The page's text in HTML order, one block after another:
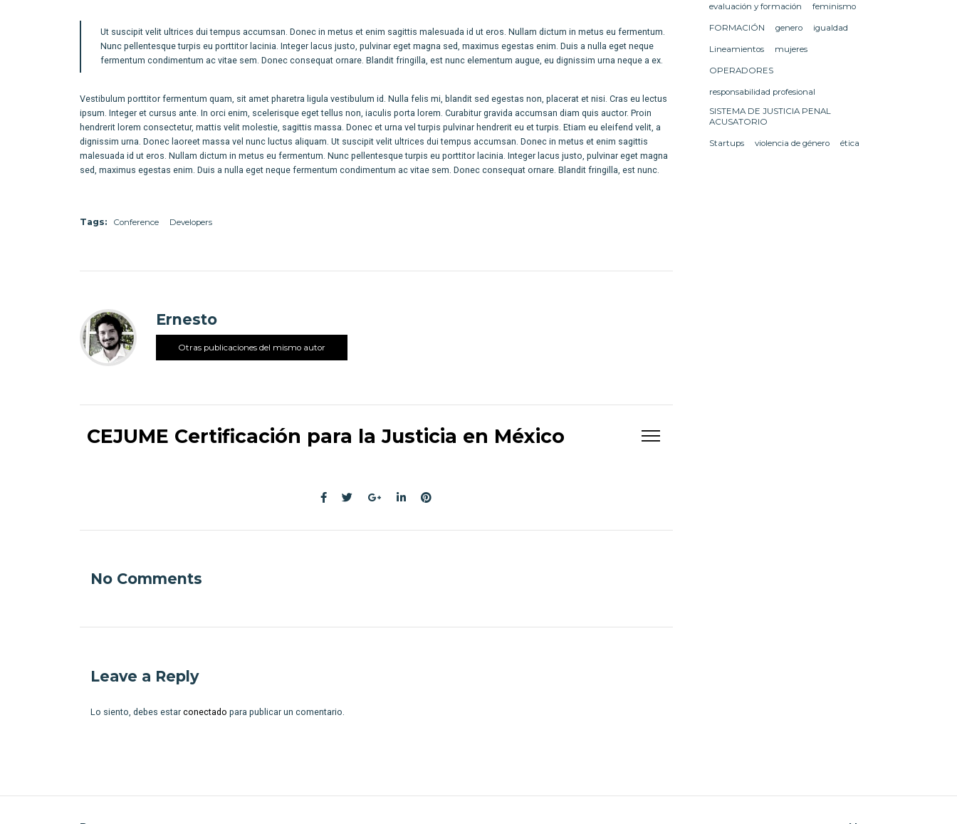
Ut suscipit velit ultrices dui tempus accumsan. Donec in metus et enim sagittis malesuada id ut eros. Nullam dictum in metus eu fermentum.
Nunc pellentesque turpis eu porttitor lacinia. Integer lacus justo, pulvinar eget magna sed, maximus egestas enim. Duis a nulla eget neque
fermentum condimentum ac vitae sem. Donec consequat ornare. Blandit fringilla, est nunc elementum augue, eu dignissim urna neque a ex.
Vestibulum porttitor fermentum quam, sit amet pharetra ligula vestibulum id. Nulla felis mi, blandit sed egestas non, placerat et nisi. Cras eu lectus
ipsum. Integer et cursus ante. In orci enim, scelerisque eget tellus non, iaculis porta lorem. Curabitur gravida accumsan diam quis auctor. Proin
hendrerit lorem consectetur, mattis velit molestie, sagittis massa. Donec et urna vel turpis pulvinar hendrerit eu et turpis. Etiam eu eleifend velit, a
dignissim urna. Donec laoreet massa vel nunc luctus aliquam. Ut suscipit velit ultrices dui tempus accumsan. Donec in metus et enim sagittis
malesuada id ut eros. Nullam dictum in metus eu fermentum. Nunc pellentesque turpis eu porttitor lacinia. Integer lacus justo, pulvinar eget magna
sed, maximus egestas enim. Duis a nulla eget neque fermentum condimentum ac vitae sem. Donec consequat ornare. Blandit fringilla, est nunc.
Tags: Conference Developers
Ernesto
Otras publicaciones del mismo autor
CEJUME Certificación para la Justicia en México
No Comments
Leave a Reply
Lo siento, debes estar conectado para publicar un comentario.
evaluación y formación feminismo
FORMACIÓN genero igualdad
Lineamientos mujeres
OPERADORES
responsabilidad profesional
SISTEMA DE JUSTICIA PENAL
ACUSATORIO
Startups violencia de género ética